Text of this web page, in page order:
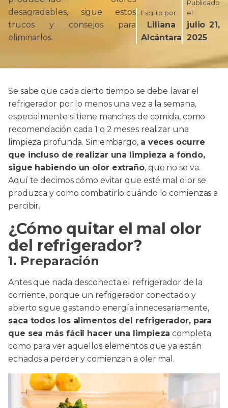
desagradables, sigue estos
trucos y consejos para
eliminarlos.
Escrito por
Liliana
Alcántara
Publicado
el
julio 21,
2025
Se sabe que cada cierto tiempo se debe lavar el
refrigerador por lo menos una vez a la semana,
especialmente si tiene manchas de comida, como
recomendación cada 1 o 2 meses realizar una
limpieza profunda. Sin embargo, a veces ocurre
que incluso de realizar una limpieza a fondo,
sigue habiendo un olor extraño, que no se va.
Aquí te decimos cómo evitar que esté mal olor se
produzca y como combatirlo cuándo lo comienzas a
percibir.
¿Cómo quitar el mal olor
del refrigerador?
1. Preparación
Antes que nada desconecta el refrigerador de la
corriente, porque un refrigerador conectado y
abierto sigue gastando energía innecesariamente,
saca todos los alimentos del refrigerador, para
que sea más fácil hacer una limpieza completa
como para ver aquellos elementos que ya están
echados a perder y comienzan a oler mal.